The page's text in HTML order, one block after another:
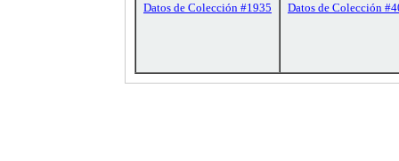
Datos de Colección #1935
Datos de Colección